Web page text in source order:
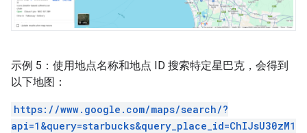
示例 5：使用地点名称和地点 ID 搜索特定星巴克，会得到
以下地图：
https://www.google.com/maps/search/?
api=1&query=starbucks&query_place_id=ChIJsU30zM1